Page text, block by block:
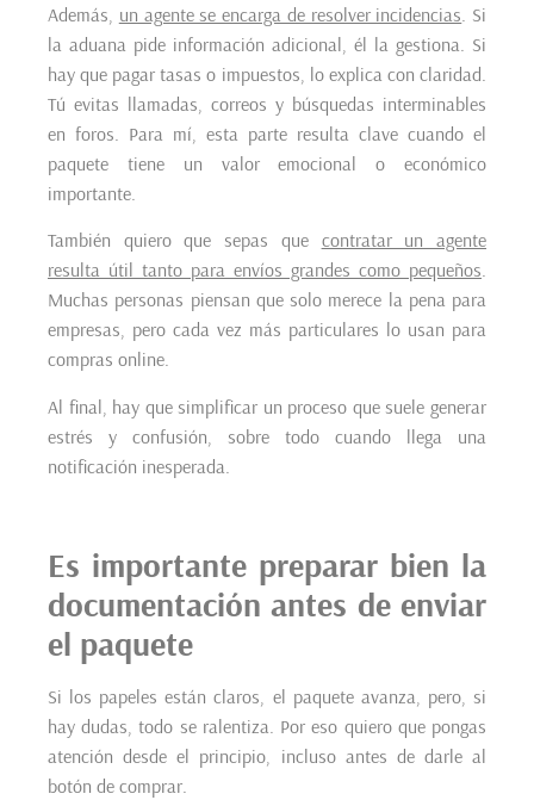
Además, un agente se encarga de resolver incidencias . Si
la aduana pide información adicional, él la gestiona. Si
hay que pagar tasas o impuestos, lo explica con claridad.
Tú evitas llamadas, correos y búsquedas interminables
en foros. Para mí, esta parte resulta clave cuando el
paquete tiene un valor emocional o económico
importante.
También quiero que sepas que contratar un agente
resulta útil tanto para envíos grandes como pequeños.
Muchas personas piensan que solo merece la pena para
empresas, pero cada vez más particulares lo usan para
compras online.
Al final, hay que simplificar un proceso que suele generar
estrés y confusión, sobre todo cuando llega una
notificación inesperada.
Es importante preparar bien la
documentación antes de enviar
el paquete
Si los papeles están claros, el paquete avanza, pero, si
hay dudas, todo se ralentiza. Por eso quiero que pongas
atención desde el principio, incluso antes de darle al
botón de comprar.